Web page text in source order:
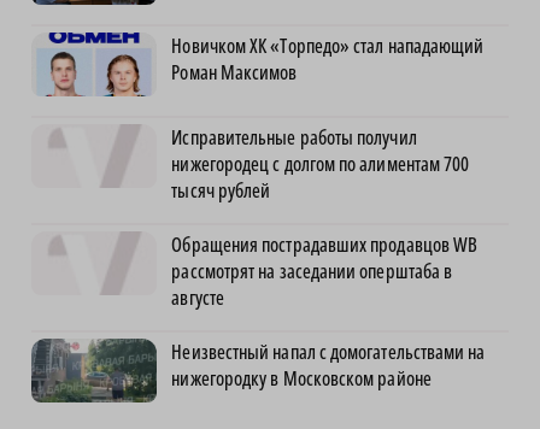
Новичком ХК «Торпедо» стал нападающий
Роман Максимов
Исправительные работы получил
нижегородец с долгом по алиментам 700
тысяч рублей
Обращения пострадавших продавцов WB
рассмотрят на заседании оперштаба в
августе
Неизвестный напал с домогательствами на
нижегородку в Московском районе